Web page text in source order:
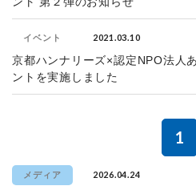
イベント 2021.03.10
京都ハンナリーズ×認定NPO法
ントを実施しました
1
メディア 2026.04.24